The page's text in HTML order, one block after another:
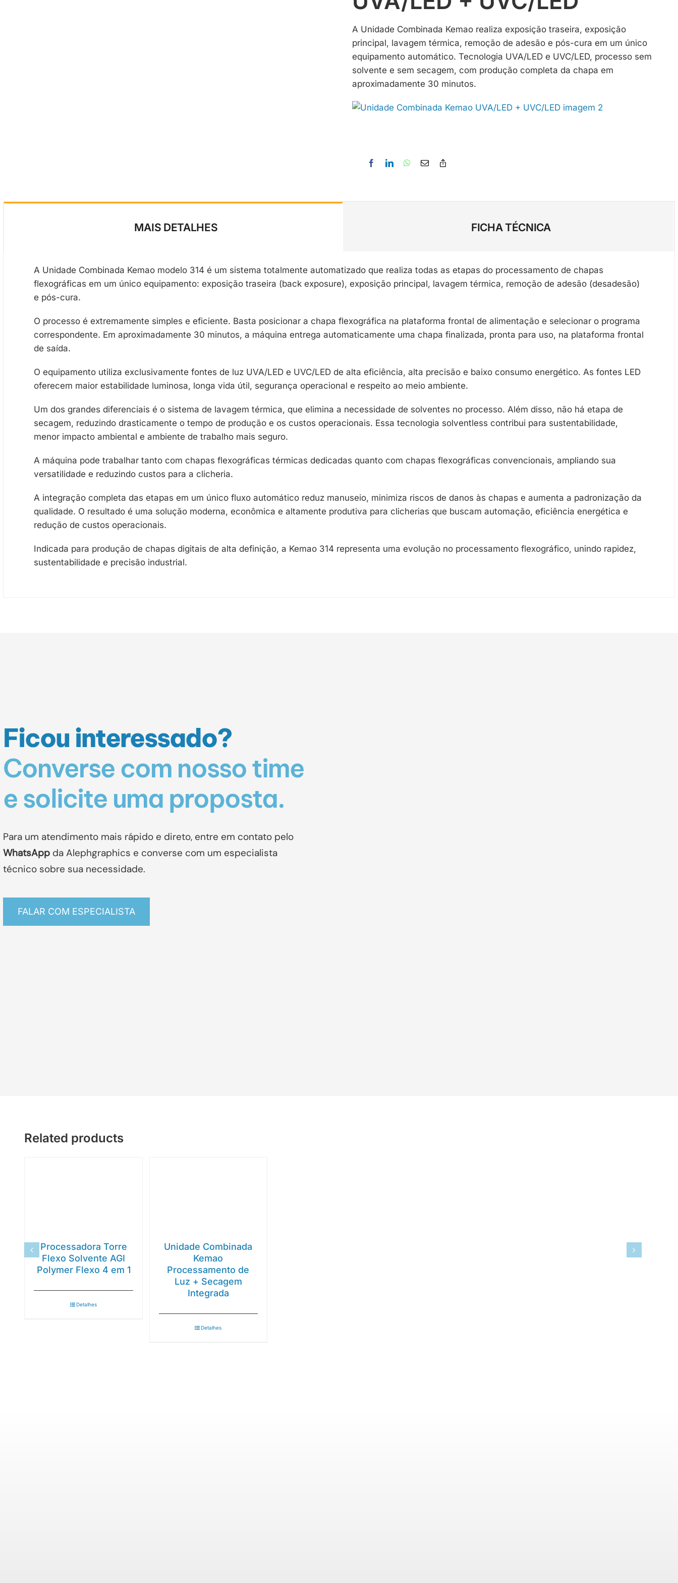
A Unidade Combinada Kemao realiza exposição traseira, exposição
principal, lavagem térmica, remoção de adesão e pós-cura em um único
equipamento automático. Tecnologia UVA/LED e UVC/LED, processo sem
solvente e sem secagem, com produção completa da chapa em
aproximadamente 30 minutos.
MAIS DETALHES FICHA TÉCNICA
A Unidade Combinada Kemao modelo 314 é um sistema totalmente automatizado que realiza todas as etapas do processamento de chapas
flexográficas em um único equipamento: exposição traseira (back exposure), exposição principal, lavagem térmica, remoção de adesão (desadesão)
e pós-cura.
O processo é extremamente simples e eficiente. Basta posicionar a chapa flexográfica na plataforma frontal de alimentação e selecionar o programa
correspondente. Em aproximadamente 30 minutos, a máquina entrega automaticamente uma chapa finalizada, pronta para uso, na plataforma frontal
de saída.
O equipamento utiliza exclusivamente fontes de luz UVA/LED e UVC/LED de alta eficiência, alta precisão e baixo consumo energético. As fontes LED
oferecem maior estabilidade luminosa, longa vida útil, segurança operacional e respeito ao meio ambiente.
Um dos grandes diferenciais é o sistema de lavagem térmica, que elimina a necessidade de solventes no processo. Além disso, não há etapa de
secagem, reduzindo drasticamente o tempo de produção e os custos operacionais. Essa tecnologia solventless contribui para sustentabilidade,
menor impacto ambiental e ambiente de trabalho mais seguro.
A máquina pode trabalhar tanto com chapas flexográficas térmicas dedicadas quanto com chapas flexográficas convencionais, ampliando sua
versatilidade e reduzindo custos para a clicheria.
A integração completa das etapas em um único fluxo automático reduz manuseio, minimiza riscos de danos às chapas e aumenta a padronização da
qualidade. O resultado é uma solução moderna, econômica e altamente produtiva para clicherias que buscam automação, eficiência energética e
redução de custos operacionais.
Indicada para produção de chapas digitais de alta definição, a Kemao 314 representa uma evolução no processamento flexográfico, unindo rapidez,
sustentabilidade e precisão industrial.
Ficou interessado?
Converse com nosso time
e solicite uma proposta.
Para um atendimento mais rápido e direto, entre em contato pelo
WhatsApp da Alephgraphics e converse com um especialista
técnico sobre sua necessidade.
FALAR COM ESPECIALISTA
Related products
Processadora Torre
Flexo Solvente AGI
Polymer Flexo 4 em 1
Detalhes
Unidade Combinada
Kemao
Processamento de
Luz + Secagem
Integrada
Detalhes